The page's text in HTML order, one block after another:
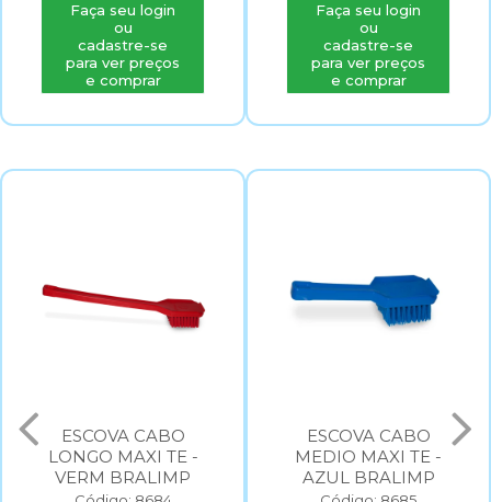
Faça seu login
ou
cadastre-se
para ver preços
e comprar
Faça seu login
ou
cadastre-se
para ver preços
e comprar
ESCOVA CABO
MEDIO MAXI TE -
AZUL BRALIMP
ESCOVA CABO
MEDIO MAXI TE -
VERM BRALIMP